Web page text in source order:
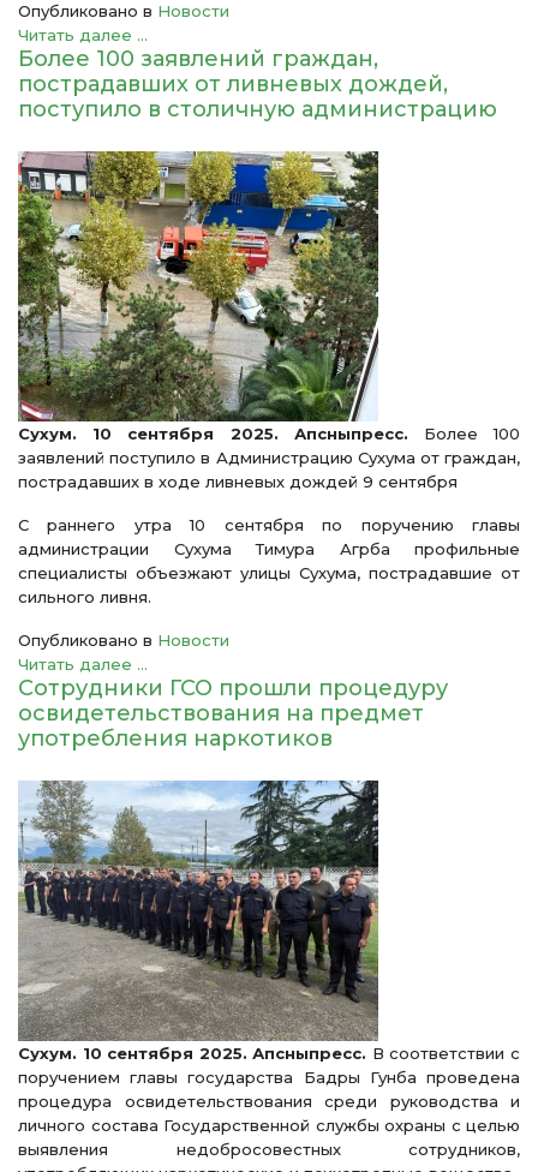
Опубликовано в Новости
Читать далее ...
Более 100 заявлений граждан,
пострадавших от ливневых дождей,
поступило в столичную администрацию
Сухум. 10 сентября 2025. Апсныпресс. Более 100
заявлений поступило в Администрацию Сухума от граждан,
пострадавших в ходе ливневых дождей 9 сентября
С раннего утра 10 сентября по поручению главы
администрации Сухума Тимура Агрба профильные
специалисты объезжают улицы Сухума, пострадавшие от
сильного ливня.
Опубликовано в Новости
Читать далее ...
Сотрудники ГСО прошли процедуру
освидетельствования на предмет
употребления наркотиков
Сухум. 10 сентября 2025. Апсныпресс. В соответствии с
поручением главы государства Бадры Гунба проведена
процедура освидетельствования среди руководства и
личного состава Государственной службы охраны с целью
выявления недобросовестных сотрудников,